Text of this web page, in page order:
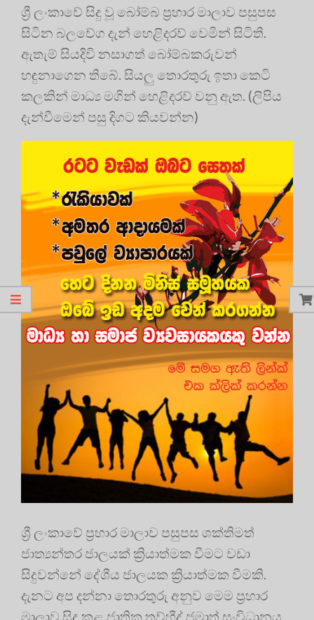
ශ්‍රී ලංකාවේ සිදු වූ බෝම්බ ප්‍රහාර මාලාව පසුපස
සිටින බලවේග දැන් හෙළිදරව් වෙමින් සිටිති.
ඇතැම් සියදිවි නසාගත් බෝම්බකරුවන්
හඳුනාගෙන තිබේ. ‍සියලු තොරතුරු ඉතා කෙටි
කලකින් මාධ්‍ය මගින් හෙළිදරව් වනු ඇත. (ලිපිය
දැන්වීමෙන් පසු දිගට කියවන්න)
ශ්‍රී ලංකාවේ ප්‍රහාර මාලාව පසුපස ශක්තිමත්
ජාත්‍යන්තර ජාලයක් ක්‍රියාත්මක වීමට වඩා
සිදුවන්නේ දේශීය ජාලයක ක්‍රියාත්මක වීමකි.
දැනට අප දන්නා තොරතුරු අනුව මෙම ප්‍රහාර
මාලාව සිදු කළ ජාතික තව්හීද් ජමාත් සංවිධානය